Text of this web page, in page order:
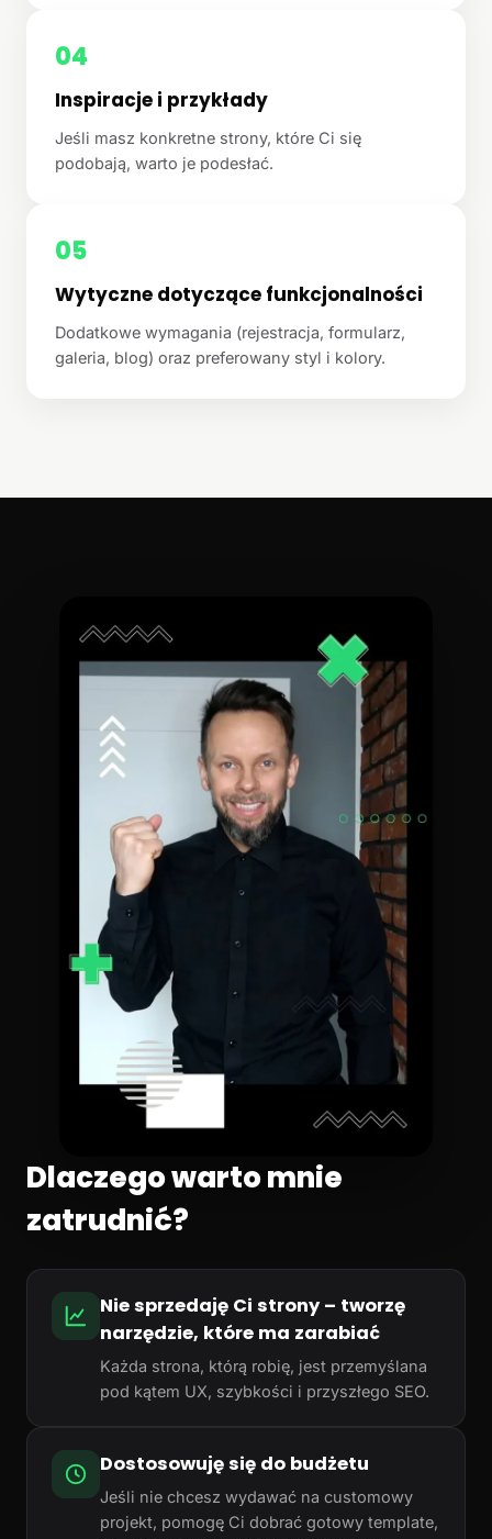
04
Inspiracje i przykłady
Jeśli masz konkretne strony, które Ci się
podobają, warto je podesłać.
05
Wytyczne dotyczące funkcjonalności
Dodatkowe wymagania (rejestracja, formularz,
galeria, blog) oraz preferowany styl i kolory.
Dlaczego warto mnie
zatrudnić?
Nie sprzedaję Ci strony – tworzę
narzędzie, które ma zarabiać
Każda strona, którą robię, jest przemyślana
pod kątem UX, szybkości i przyszłego SEO.
Dostosowuję się do budżetu
Jeśli nie chcesz wydawać na customowy
projekt, pomogę Ci dobrać gotowy template,